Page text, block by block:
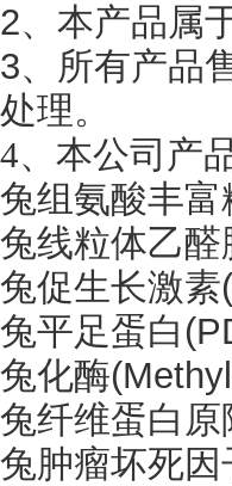
2、本产品属
3、所有产品
处理。
4、 本公司产
兔组氨酸丰富
兔线粒体乙醛
兔促生长激素
兔平足蛋白
兔化酶
兔纤维蛋白原
兔肿瘤坏死因